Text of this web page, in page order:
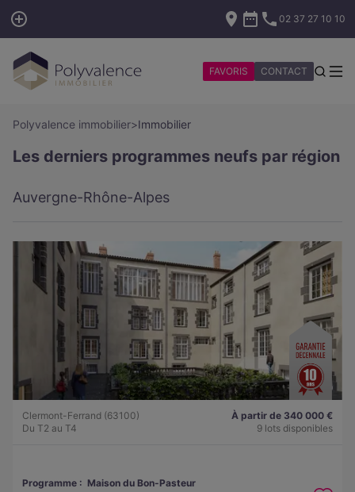
02 37 27 10 10
FAVORIS CONTACT
Polyvalence immobilier>Immobilier
Les derniers programmes neufs par région
Auvergne-Rhône-Alpes
Clermont-Ferrand (63100)
Du T2 au T4
À partir de 340 000 €
9 lots disponibles
Programme : Maison du Bon-Pasteur